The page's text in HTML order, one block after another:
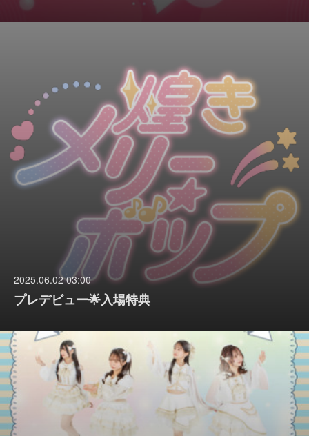
2025.06.02 03:00
プレデビュー🌟入場特典